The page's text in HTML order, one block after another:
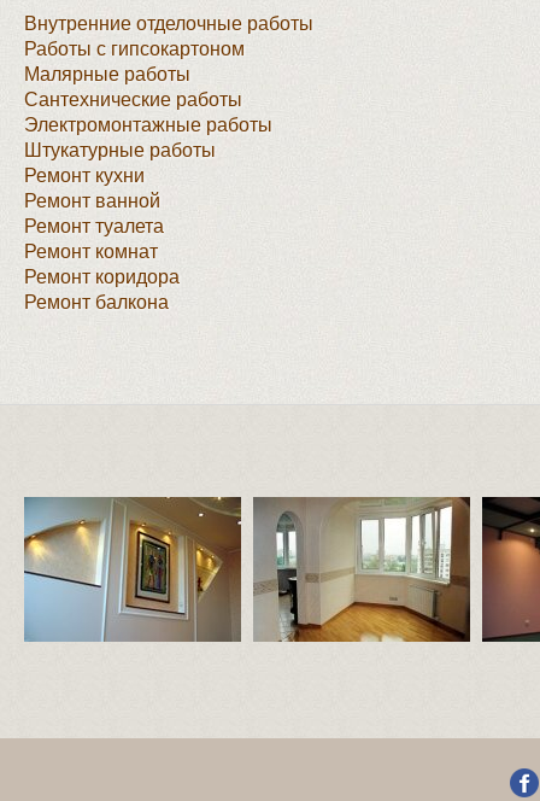
Внутренние отделочные работы
Работы с гипсокартоном
Малярные работы
Сантехнические работы
Электромонтажные работы
Штукатурные работы
Ремонт кухни
Ремонт ванной
Ремонт туалета
Ремонт комнат
Ремонт коридора
Ремонт балкона